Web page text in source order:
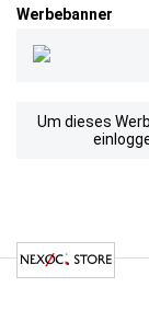
Werbebanner
Um dieses